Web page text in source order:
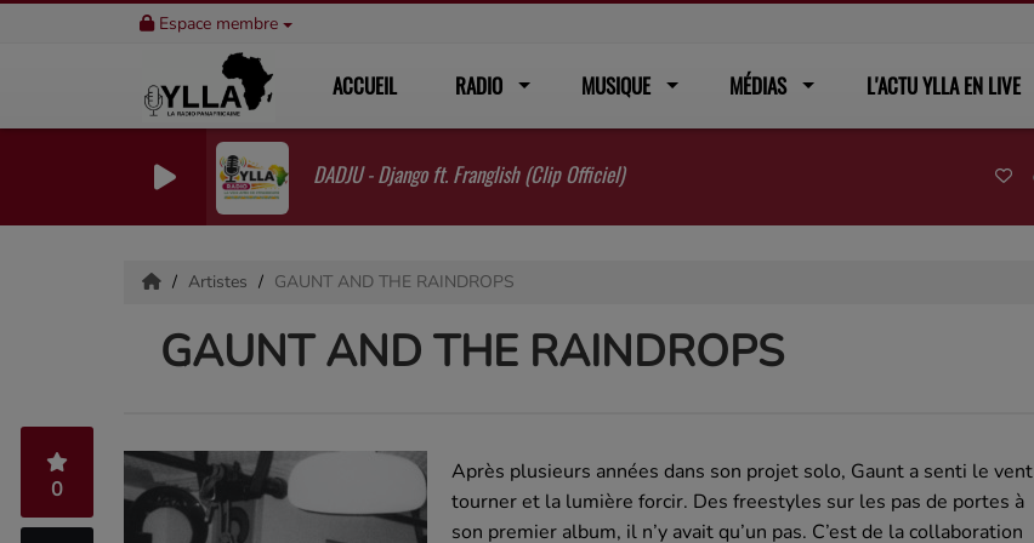
Espace membre
ACCUEIL RADIO MUSIQUE MÉDIAS L'ACTU YLLA EN LIVE
DADJU - Django ft. Franglish (Clip Officiel)
Artistes GAUNT AND THE RAINDROPS
GAUNT AND THE RAINDROPS
0
Après plusieurs années dans son projet solo, Gaunt a senti le vent
tourner et la lumière forcir. Des freestyles sur les pas de portes à
son premier album, il n’y avait qu’un pas. C’est de la collaboration